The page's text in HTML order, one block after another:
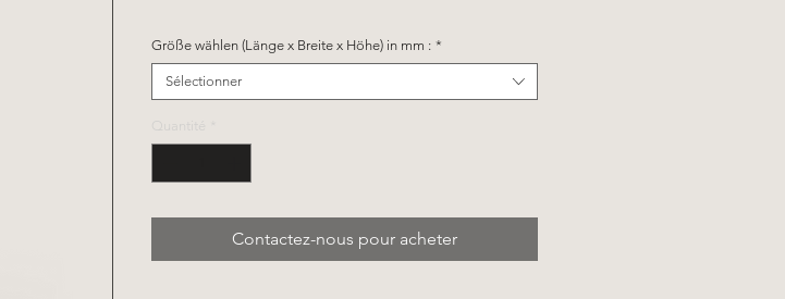
Größe wählen (Länge x Breite x Höhe) in mm : *
Sélectionner
Quantité
Contactez-nous pour acheter